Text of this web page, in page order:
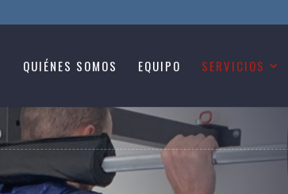
QUIÉNES SOMOS EQUIPO SERVICIOS